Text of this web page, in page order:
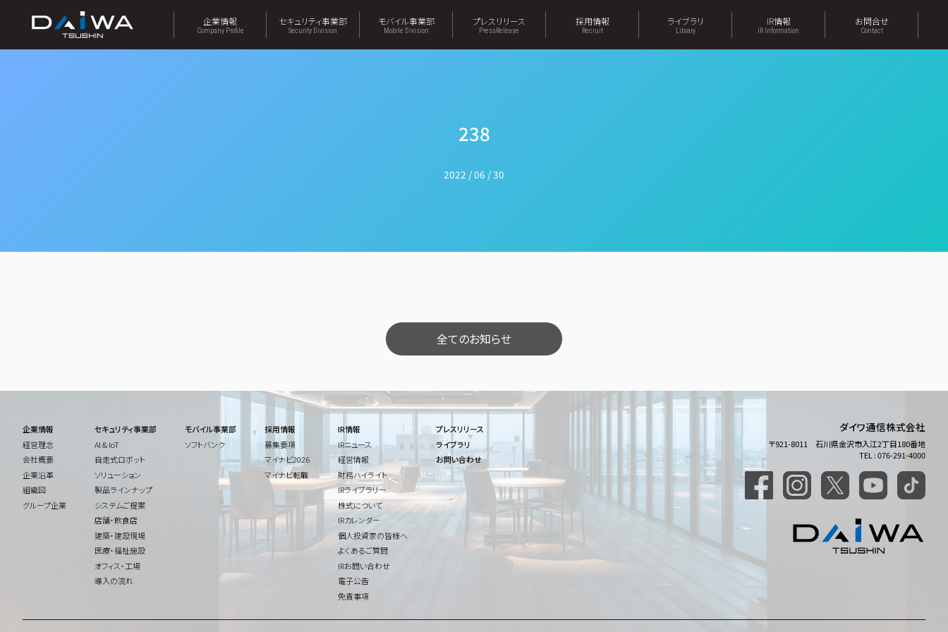
企業情報
Company Profile
セキュリティ事業部
Security Division
モバイル事業部
Mobile Division
プレスリリース
PressRelease
採用情報
Recruit
ライブラリ
Library
IR情報
IR Information
お問合せ
Contact
238
2022 / 06 / 30
全てのお知らせ
企業情報
経営理念
会社概要
企業沿革
組織図
グループ企業
セキュリティ事業部
AI & IoT
自走式ロボット
ソリューション
製品ラインナップ
システムご提案
店舗・飲食店
建築・建設現場
医療・福祉施設
オフィス・工場
導入の流れ
モバイル事業部
ソフトバンク
採用情報
募集要項
マイナビ2026
マイナビ転職
IR情報
IRニュース
経営情報
財務ハイライト
IRライブラリー
株式について
IRカレンダー
個人投資家の皆様へ
よくあるご質問
IRお問い合わせ
電子公告
免責事項
プレスリリース
ライブラリ
お問い合わせ
ダイワ通信株式会社
〒921-8011 石川県金沢市入江2丁目180番地
TEL : 076-291-4000